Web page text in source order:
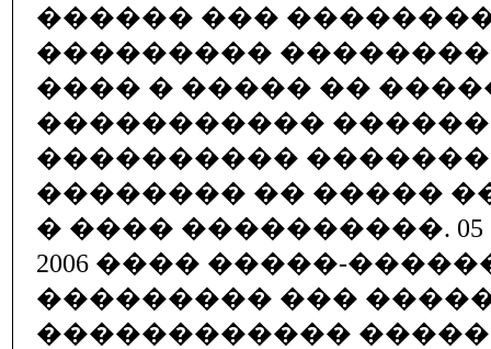
������ ���
���������
���� � ����� ��
�����������
����������
�������� �� �����
� ���� ����������.
2006 ���� �����-
��������� ���
������������